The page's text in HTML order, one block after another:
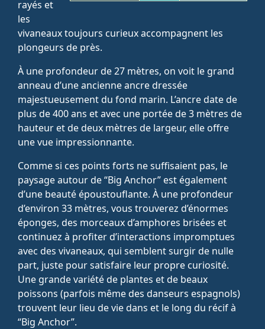
rayés et
les
vivaneaux toujours curieux accompagnent les
plongeurs de près.
À une profondeur de 27 mètres, on voit le grand
anneau d’une ancienne ancre dressée
majestueusement du fond marin. L’ancre date de
plus de 400 ans et avec une portée de 3 mètres de
hauteur et de deux mètres de largeur, elle offre
une vue impressionnante.
Comme si ces points forts ne suffisaient pas, le
paysage autour de “Big Anchor” est également
d’une beauté époustouflante. À une profondeur
d’environ 33 mètres, vous trouverez d’énormes
éponges, des morceaux d’amphores brisées et
continuez à profiter d’interactions impromptues
avec des vivaneaux, qui semblent surgir de nulle
part, juste pour satisfaire leur propre curiosité.
Une grande variété de plantes et de beaux
poissons (parfois même des danseurs espagnols)
trouvent leur lieu de vie dans et le long du récif à
“Big Anchor”.